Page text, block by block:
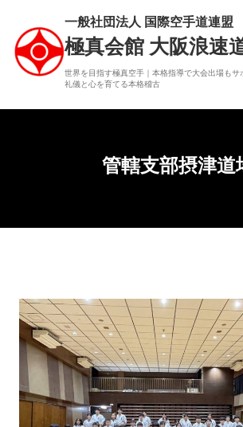
一般社団法人 国際空手道連盟
極真会館 大阪浪速
世界を目指す極真空手｜本格指導で大会出場もサ
礼儀と心を育てる本格稽古
管轄支部摂津道